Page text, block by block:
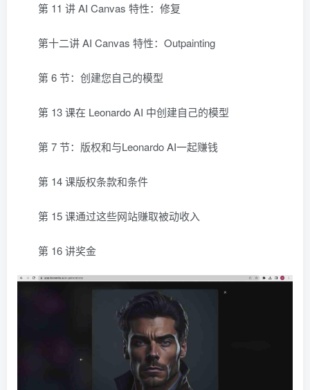
第 11 讲 AI Canvas 特性：修复
第十二讲 AI Canvas 特性：Outpainting
第 6 节：创建您自己的模型
第 13 课在 Leonardo AI 中创建自己的模型
第 7 节：版权和与Leonardo AI一起赚钱
第 14 课版权条款和条件
第 15 课通过这些网站赚取被动收入
第 16 讲奖金